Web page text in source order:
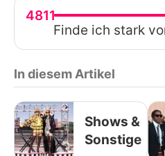
4811
Finde ich stark
In diesem Artikel
Shows &
Sonstige